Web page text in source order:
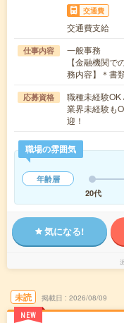
交通費
交通費支給
仕事内容
一般事務
【金融機関
務内容】＊書
応募資格
職種未経験OK
業界未経験も
迎！
職場の雰囲気
年齢層
20代
気になる!
未読
NEW
掲載日 2026/08/09